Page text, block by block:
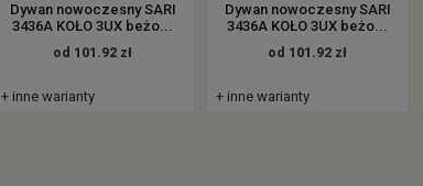
Dywan nowoczesny SARI
3436A KOŁO 3UX beżo...
od 101.92 zł
+ inne warianty
Dywan nowoczesny SARI
3436A KOŁO 3UX beżo...
od 101.92 zł
+ inne warianty